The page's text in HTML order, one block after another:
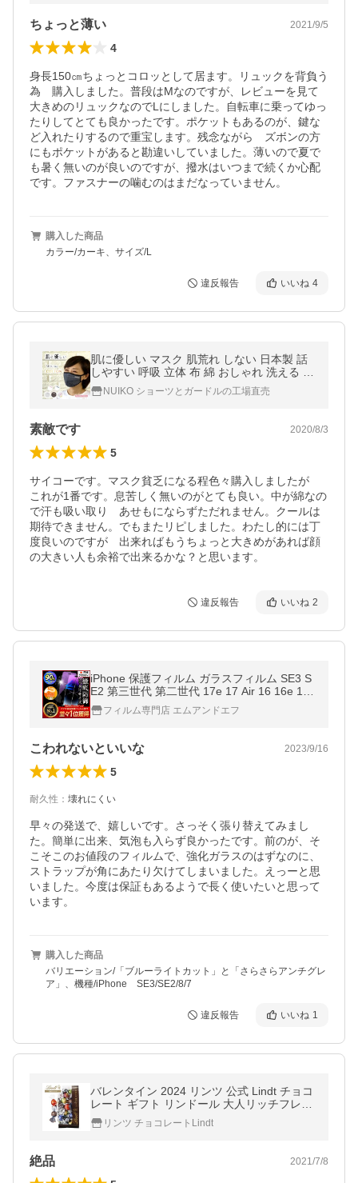
ちょっと薄い 2021/9/5
4
身長150㎝ちょっとコロッとして居ます。リュックを背負う
為　購入しました。普段はMなのですが、レビューを見て
大きめのリュックなのでLにしました。自転車に乗ってゆっ
たりしてとても良かったです。ポケットもあるのが、鍵な
ど入れたりするので重宝します。残念ながら　ズボンの方
にもポケットがあると勘違いしていました。薄いので夏で
も暑く無いのが良いのですが、撥水はいつまで続くか心配
です。ファスナーの噛むのはまだなっていません。
購入した商品
カラー/カーキ、サイズ/L
違反報告 いいね 4
肌に優しい マスク 肌荒れ しない 日本製 話
しやすい 呼吸 立体 布 綿 おしゃれ 洗える 吸
水速乾 UVカット ピーチテックオフィストー
ク 小林縫製
NUIKO ショーツとガードルの工場直売
素敵です 2020/8/3
5
サイコーです。マスク貧乏になる程色々購入しましたが
これが1番です。息苦しく無いのがとても良い。中が綿なの
で汗も吸い取り　あせもにならずただれません。クールは
期待できません。でもまたリピしました。わたし的には丁
度良いのですが　出来ればもうちょっと大きめがあれば顔
の大きい人も余裕で出来るかな？と思います。
違反報告 いいね 2
iPhone 保護フィルム ガラスフィルム SE3 S
E2 第三世代 第二世代 17e 17 Air 16 16e 15
14 13 12 11 XR XS X pro ProMax mini ブル
ーライトカット 爆買
フィルム専門店 エムアンドエフ
こわれないといいな 2023/9/16
5
耐久性 ： 壊れにくい
早々の発送で、嬉しいです。さっそく張り替えてみまし
た。簡単に出来、気泡も入らず良かったです。前のが、そ
こそこのお値段のフィルムで、強化ガラスのはずなのに、
ストラップが角にあたり欠けてしまいました。えっーと思
いました。今度は保証もあるようで長く使いたいと思って
います。
購入した商品
バリエーション/「ブルーライトカット」と「さらさらアンチグレ
ア」、機種/iPhone SE3/SE2/8/7
違反報告 いいね 1
バレンタイン 2024 リンツ 公式 Lindt チョコ
レート ギフト リンドール 大人リッチフレー
バー10種30個入 [Bタイプ] 送料無料
リンツ チョコレートLindt
絶品 2021/7/8